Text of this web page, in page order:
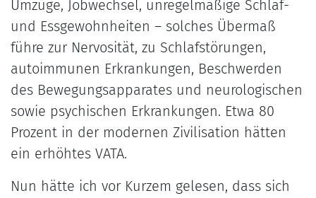
Umzüge, Jobwechsel, unregelmäßige Schlaf-
und Essgewohnheiten – solches Übermaß
führe zur Nervosität, zu Schlafstörungen,
autoimmunen Erkrankungen, Beschwerden
des Bewegungsapparates und neurologischen
sowie psychischen Erkrankungen. Etwa 80
Prozent in der modernen Zivilisation hätten
ein erhöhtes VATA.
Nun hätte ich vor Kurzem gelesen, dass sich